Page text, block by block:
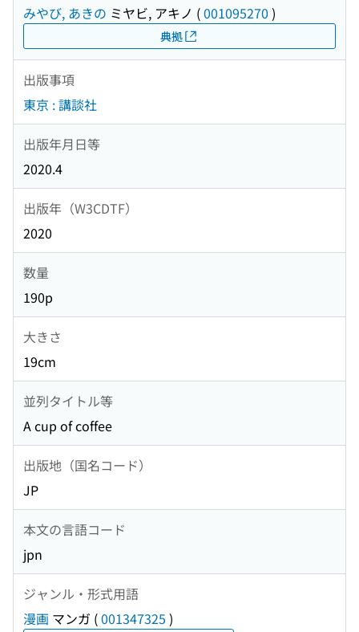
みやび, あきの ミヤビ, アキノ (001095270 )
典拠
出版事項
東京 : 講談社
出版年月日等
2020.4
出版年（W3CDTF）
2020
数量
190p
大きさ
19cm
並列タイトル等
A cup of coffee
出版地（国名コード）
JP
本文の言語コード
jpn
ジャンル・形式用語
漫画 マンガ (001347325 )